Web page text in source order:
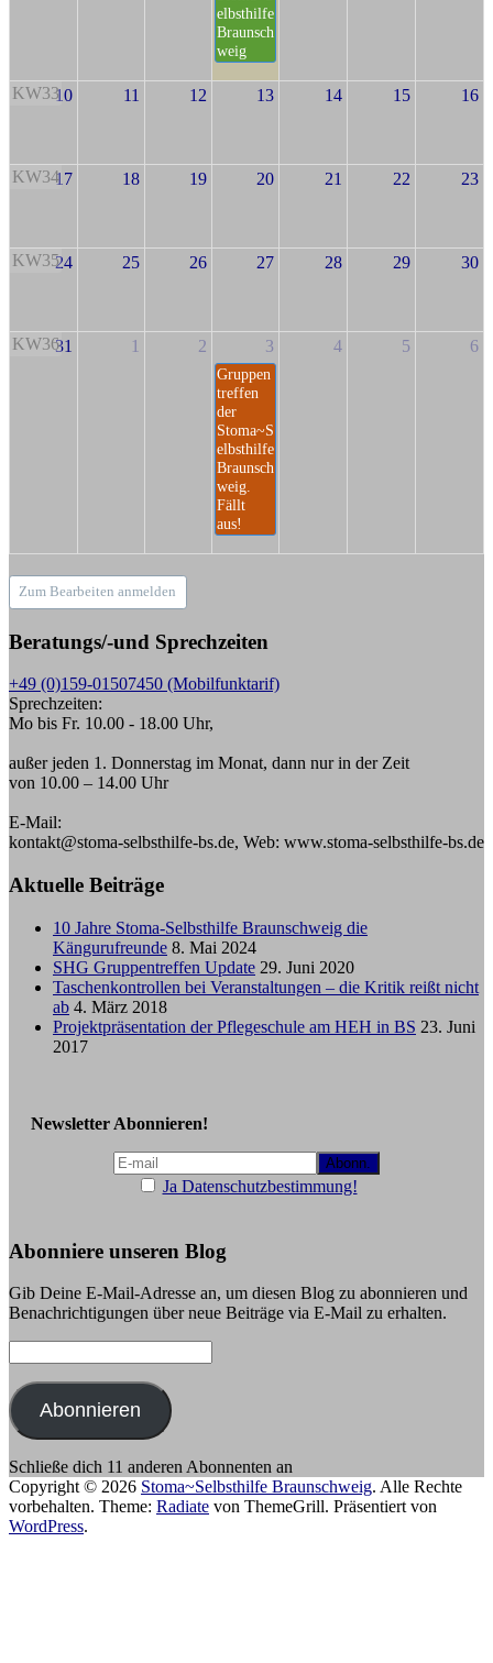
elbsthilfe
Braunsch
weig
KW3310 11 12 13 14 15 16
KW3417 18 19 20 21 22 23
KW3524 25 26 27 28 29 30
KW3631 1 2 3
Gruppen
treffen
der
Stoma~S
elbsthilfe
Braunsch
weig.
Fällt
aus!
4 5 6
Zum Bearbeiten anmelden
Beratungs/-und Sprechzeiten
+49 (0)159-01507450 (Mobilfunktarif)
Sprechzeiten:
Mo bis Fr. 10.00 - 18.00 Uhr,
außer jeden 1. Donnerstag im Monat, dann nur in der Zeit
von 10.00 – 14.00 Uhr
E-Mail:
kontakt@stoma-selbsthilfe-bs.de, Web: www.stoma-selbsthilfe-bs.de
Aktuelle Beiträge
10 Jahre Stoma-Selbsthilfe Braunschweig die
Kängurufreunde 8. Mai 2024
SHG Gruppentreffen Update 29. Juni 2020
Taschenkontrollen bei Veranstaltungen – die Kritik reißt nicht
ab 4. März 2018
Projektpräsentation der Pflegeschule am HEH in BS 23. Juni
2017
Newsletter Abonnieren!
Ja Datenschutzbestimmung!
Abonniere unseren Blog
Gib Deine E-Mail-Adresse an, um diesen Blog zu abonnieren und
Benachrichtigungen über neue Beiträge via E-Mail zu erhalten.
Mail-
Adresse:
Abonnieren
Schließe dich 11 anderen Abonnenten an
Copyright © 2026 Stoma~Selbsthilfe Braunschweig. Alle Rechte
vorbehalten. Theme: Radiate von ThemeGrill. Präsentiert von
WordPress.